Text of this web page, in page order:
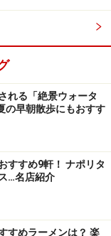
路直通、横浜駅東
ー（UMAMI
れる「絶景ウォータ
の早朝散歩にもおすす
すすめ9軒！ ナポリタ
…名店紹介
すめラーメンは？ 楽